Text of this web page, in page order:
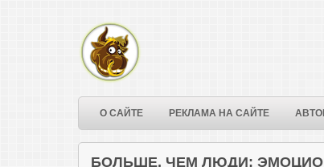
О САЙТЕ РЕКЛАМА НА САЙТЕ
БОЛЬШЕ, ЧЕМ ЛЮДИ: